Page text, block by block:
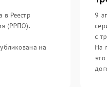
в Реестр
(РРПО).
на
9
с
На